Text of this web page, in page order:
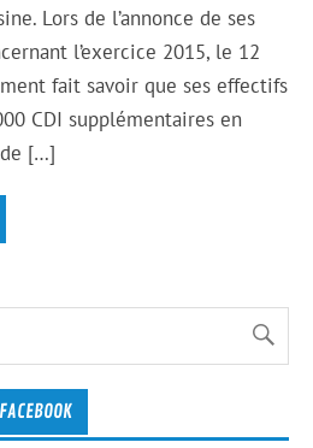
Lors de l’annonce de ses
l’exercice 2015, le 12
fait savoir que ses effectifs
CDI supplémentaires en
de […]